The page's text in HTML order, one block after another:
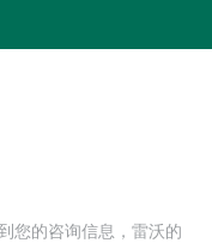
您的咨询信息，雷沃的